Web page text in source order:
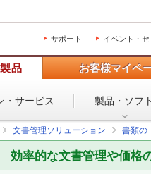
サポート イベント・セ
品 お客様マイペ
・ サービス 製品・ソフト
文書管理ソリューション 書類の
効率的な文書管理や価格